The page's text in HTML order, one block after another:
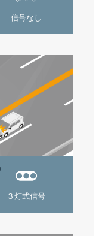
信号なし
３灯式信号